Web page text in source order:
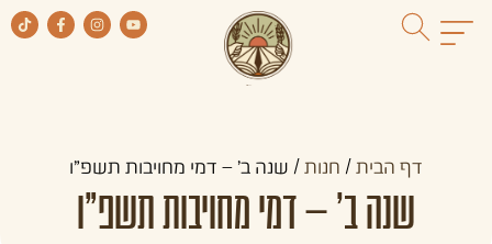
דף הבית / חנות / שנה ב' – דמי מחויבות תשפ"ו
שנה ב' – דמי מחויבות תשפ"ו